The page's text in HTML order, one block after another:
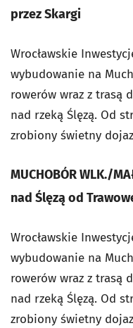
przez Skargi
Wrocławskie
wybudowanie na
rowerów wraz z trasą
nad rzeką Ślęzą. Od
zrobiony świetny
MUCHOBÓR WLK./
nad Ślęzą od
Wrocławskie
wybudowanie na
rowerów wraz z trasą
nad rzeką Ślęzą. Od
zrobiony świetny